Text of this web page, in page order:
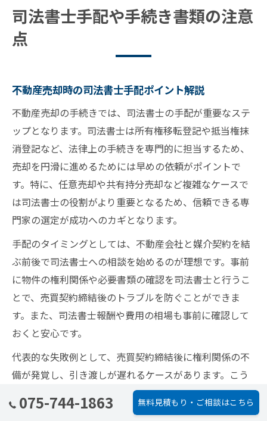
司法書士手配や手続き書類の注意
点
不動産売却時の司法書士手配ポイント解説
不動産売却の手続きでは、司法書士の手配が重要なステ
ップとなります。司法書士は所有権移転登記や抵当権抹
消登記など、法律上の手続きを専門的に担当するため、
売却を円滑に進めるためには早めの依頼がポイントで
す。特に、任意売却や共有持分売却など複雑なケースで
は司法書士の役割がより重要となるため、信頼できる専
門家の選定が成功へのカギとなります。
手配のタイミングとしては、不動産会社と媒介契約を結
ぶ前後で司法書士への相談を始めるのが理想です。事前
に物件の権利関係や必要書類の確認を司法書士と行うこ
とで、売買契約締結後のトラブルを防ぐことができま
す。また、司法書士報酬や費用の相場も事前に確認して
おくと安心です。
代表的な失敗例として、売買契約締結後に権利関係の不
備が発覚し、引き渡しが遅れるケースがあります。こう
したリスクを避けるためにも、司法書士の早期手配と綿
密な打ち合わせが不可欠です。初心者の方は、不動産会
075-744-1863 無料見積もり・ご相談はこちら